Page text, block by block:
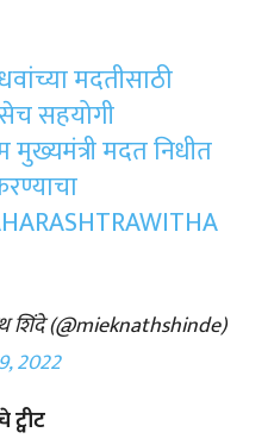
मदतीसाठी
सहयोगी
मदत निधीत
शिंदे (@mieknathshinde)
2022